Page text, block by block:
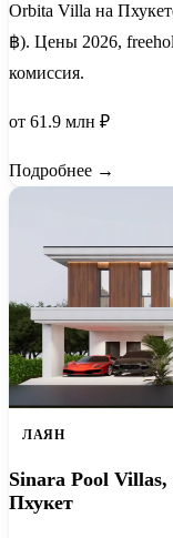
Orbita Villa на
฿). Цены 2026,
комиссия.
от 61.9 млн ₽
Подробнее →
ЛАЯН
Sinara Pool
Пхукет